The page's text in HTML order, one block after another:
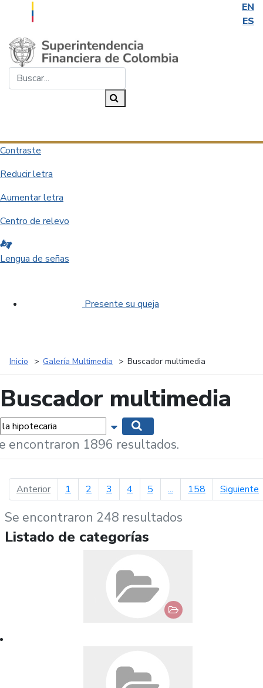
EN
ES
Saltar al contenido principal
Contraste
Reducir letra
Aumentar letra
Centro de relevo
Lengua de señas
Presente su queja
Inicio Galería Multimedia Buscador multimedia
Buscador multimedia
Mostrar opciones de búsqueda
encontraron 1896 resultados.
Anteriorpágina anterior
1 2 3 4 5 ... 158 Siguiente
Se encontraron 248 resultados
Listado de categorías